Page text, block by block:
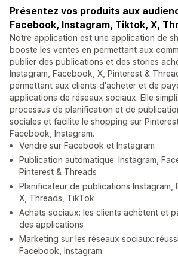
Présentez vos produits aux
Facebook, Instagram, Tiktok, X,
Notre application est une application de
booste les ventes en permettant aux
publier des publications et des stories
Instagram, Facebook, X, Pinterest &
permettant aux clients d'acheter et de
applications de réseaux sociaux. Elle
processus de planification et de
sociales et facilite le shopping sur
Facebook, Instagram.
Vendre sur Facebook et Instagram
Publication automatique: Instagram,
Pinterest & Threads
Planificateur de publications Instagram,
X, Threads, TikTok
Achats sociaux: les clients achètent et
des applications
Marketing sur les réseaux sociaux:
Facebook, Instagram